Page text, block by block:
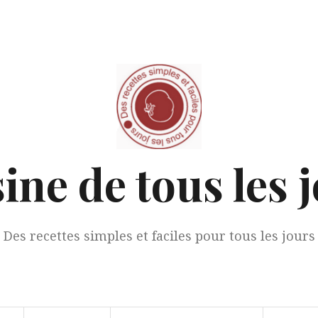
de tous les
Des recettes simples et faciles pour tous les jours